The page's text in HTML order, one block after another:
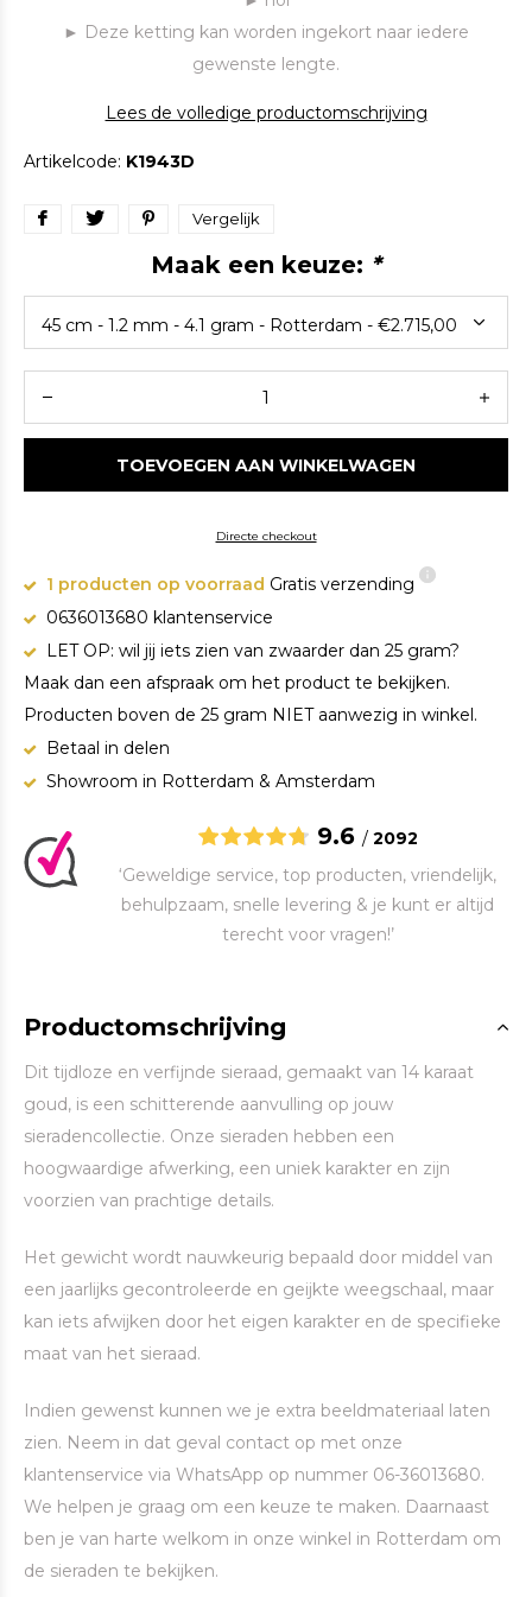
► Deze ketting kan worden ingekort naar iedere
gewenste lengte.
Lees de volledige productomschrijving
Artikelcode: K1943D
Vergelijk
Maak een keuze: *
TOEVOEGEN AAN WINKELWAGEN
Directe checkout
1 producten op voorraad Gratis verzending
0636013680 klantenservice
LET OP: wil jij iets zien van zwaarder dan 25 gram?
Maak dan een afspraak om het product te bekijken.
Producten boven de 25 gram NIET aanwezig in winkel.
Betaal in delen
Showroom in Rotterdam & Amsterdam
9.6 / 2092
‘Geweldige service, top producten, vriendelijk,
behulpzaam, snelle levering & je kunt er altijd
terecht voor vragen!’
Productomschrijving
Dit tijdloze en verfijnde sieraad, gemaakt van 14 karaat
goud, is een schitterende aanvulling op jouw
sieradencollectie. Onze sieraden hebben een
hoogwaardige afwerking, een uniek karakter en zijn
voorzien van prachtige details.
Het gewicht wordt nauwkeurig bepaald door middel van
een jaarlijks gecontroleerde en geijkte weegschaal, maar
kan iets afwijken door het eigen karakter en de specifieke
maat van het sieraad.
Indien gewenst kunnen we je extra beeldmateriaal laten
zien. Neem in dat geval contact op met onze
klantenservice via WhatsApp op nummer 06-36013680.
We helpen je graag om een keuze te maken. Daarnaast
ben je van harte welkom in onze winkel in Rotterdam om
de sieraden te bekijken.